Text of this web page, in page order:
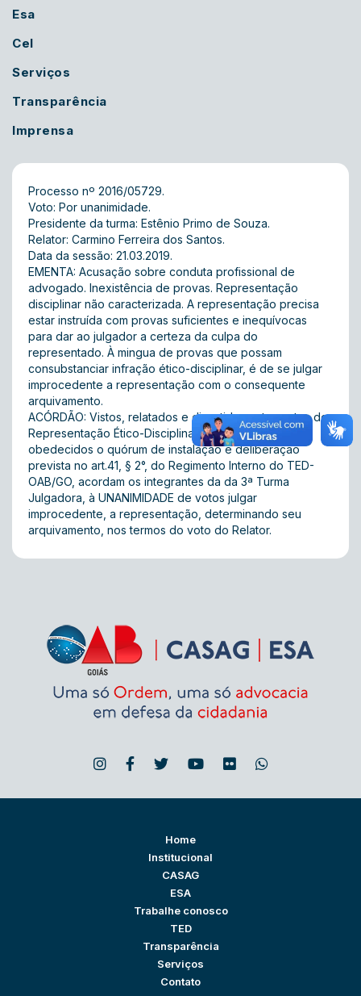
Esa
Cel
Serviços
Transparência
Imprensa
Processo nº 2016/05729.
Voto: Por unanimidade.
Presidente da turma: Estênio Primo de Souza.
Relator: Carmino Ferreira dos Santos.
Data da sessão: 21.03.2019.
EMENTA: Acusação sobre conduta profissional de
advogado. Inexistência de provas. Representação
disciplinar não caracterizada. A representação precisa
estar instruída com provas suficientes e inequívocas
para dar ao julgador a certeza da culpa do
representado. À mingua de provas que possam
consubstanciar infração ético-disciplinar, é de se julgar
improcedente a representação com o consequente
arquivamento.
ACÓRDÃO: Vistos, relatados e discutidos estes autos de
Representação Ético-Disciplinar nº 2016/05729, e
obedecidos o quórum de instalação e deliberação
prevista no art.41, § 2°, do Regimento Interno do TED-
OAB/GO, acordam os integrantes da da 3ª Turma
Julgadora, à UNANIMIDADE de votos julgar
improcedente, a representação, determinando seu
arquivamento, nos termos do voto do Relator.
Home
Institucional
CASAG
ESA
Trabalhe conosco
TED
Transparência
Serviços
Contato